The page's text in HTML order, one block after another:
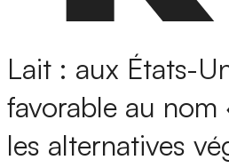
Lait : aux États-
favorable au
les alternatives